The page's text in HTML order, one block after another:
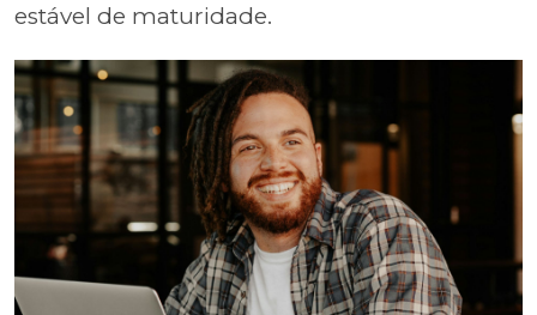
estável de maturidade.